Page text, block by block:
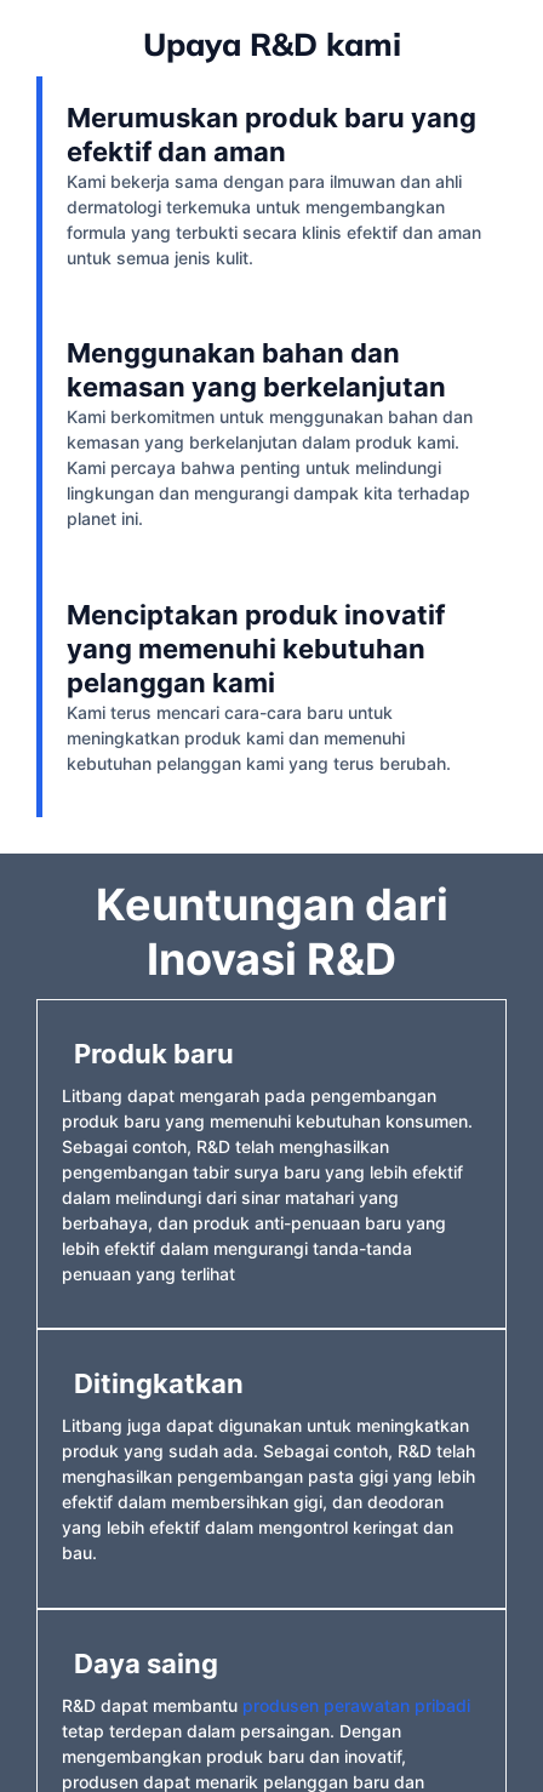
Upaya R&D kami
Merumuskan produk baru yang
efektif dan aman
Kami bekerja sama dengan para ilmuwan dan ahli
dermatologi terkemuka untuk mengembangkan
formula yang terbukti secara klinis efektif dan aman
untuk semua jenis kulit.
Menggunakan bahan dan
kemasan yang berkelanjutan
Kami berkomitmen untuk menggunakan bahan dan
kemasan yang berkelanjutan dalam produk kami.
Kami percaya bahwa penting untuk melindungi
lingkungan dan mengurangi dampak kita terhadap
planet ini.
Menciptakan produk inovatif
yang memenuhi kebutuhan
pelanggan kami
Kami terus mencari cara-cara baru untuk
meningkatkan produk kami dan memenuhi
kebutuhan pelanggan kami yang terus berubah.
Keuntungan dari
Inovasi R&D
Produk baru
Litbang dapat mengarah pada pengembangan
produk baru yang memenuhi kebutuhan konsumen.
Sebagai contoh, R&D telah menghasilkan
pengembangan tabir surya baru yang lebih efektif
dalam melindungi dari sinar matahari yang
berbahaya, dan produk anti-penuaan baru yang
lebih efektif dalam mengurangi tanda-tanda
penuaan yang terlihat
Ditingkatkan
Litbang juga dapat digunakan untuk meningkatkan
produk yang sudah ada. Sebagai contoh, R&D telah
menghasilkan pengembangan pasta gigi yang lebih
efektif dalam membersihkan gigi, dan deodoran
yang lebih efektif dalam mengontrol keringat dan
bau.
Daya saing
R&D dapat membantu produsen perawatan pribadi
tetap terdepan dalam persaingan. Dengan
mengembangkan produk baru dan inovatif,
produsen dapat menarik pelanggan baru dan